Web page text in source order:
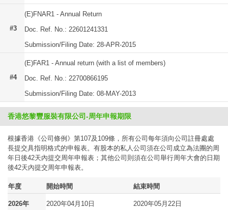
#3
(E)FNAR1 - Annual Return
Doc. Ref. No.: 22601241331
Submission/Filing Date: 28-APR-2015
#4
(E)FAR1 - Annual return (with a list of members)
Doc. Ref. No.: 22700866195
Submission/Filing Date: 08-MAY-2013
香港悠黎豐服裝有限公司-周年申報期限
根據香港《公司條例》第107及109條，所有公司每年須向公司註冊處處
長提交具指明格式的申報表。有股本的私人公司須在公司成立為法團的周
年日後42天內提交周年申報表；其他公司則須在公司舉行周年大會的日期
後42天內提交周年申報表。
年度 開始時間 結束時間
2026年 2020年04月10日 2020年05月22日